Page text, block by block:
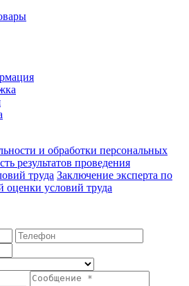
и обработки персональных
результатов проведения
труда Заключение эксперта по
оценки условий труда